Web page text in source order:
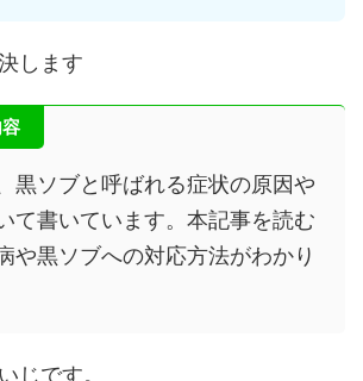
します
黒ソブと呼ばれる症状の原因や
て書いています。本記事を読む
や黒ソブへの対応方法がわかり
じです。